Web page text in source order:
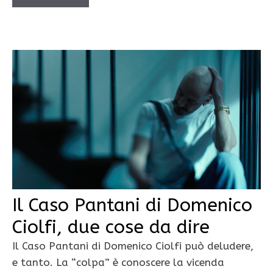
Il Caso Pantani di Domenico
Ciolfi, due cose da dire
Il Caso Pantani di Domenico Ciolfi può deludere,
e tanto. La “colpa” è conoscere la vicenda